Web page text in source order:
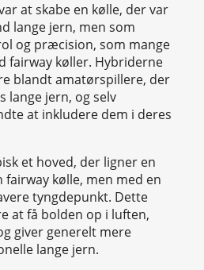
at skabe en kølle, der var
lange jern, men som
og præcision, som mange
fairway køller. Hybriderne
blandt amatørspillere, der
lange jern, og selv
at inkludere dem i deres
et hoved, der ligner en
kølle, men med en
tyngdepunkt. Dette
at få bolden op i luften,
giver generelt mere
lange jern.